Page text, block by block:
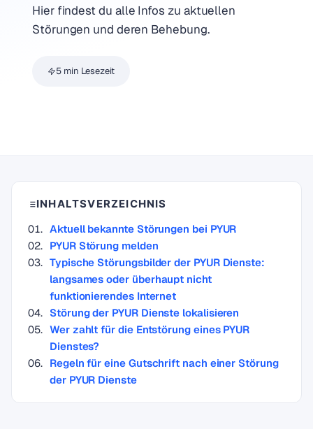
Hier findest du alle Infos zu aktuellen
Störungen und deren Behebung.
5 min Lesezeit
INHALTSVERZEICHNIS
Aktuell bekannte Störungen bei PYUR
PYUR Störung melden
Typische Störungsbilder der PYUR Dienste:
langsames oder überhaupt nicht
funktionierendes Internet
Störung der PYUR Dienste lokalisieren
Wer zahlt für die Entstörung eines PYUR
Dienstes?
Regeln für eine Gutschrift nach einer Störung
der PYUR Dienste